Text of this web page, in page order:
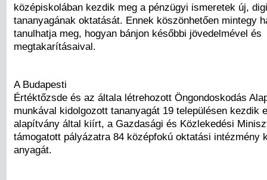
középiskolában kezdik meg a pénzügyi ismeretek új,
tananyagának oktatását. Ennek köszönhetően mintegy
tanulhatja meg, hogyan bánjon későbbi jövedelmével és
megtakarításaival.
A Budapesti
Értéktőzsde és az általa létrehozott Öngondoskodás
munkával kidolgozott tananyagát 19 településen kezdik
alapítvány által kiírt, a Gazdasági és Közlekedési
támogatott pályázatra 84 középfokú oktatási intézmény
anyagát.